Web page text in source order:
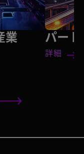
業 パー
詳細